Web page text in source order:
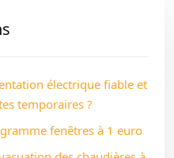
électrique fiable et
temporaires ?
fenêtres à 1 euro